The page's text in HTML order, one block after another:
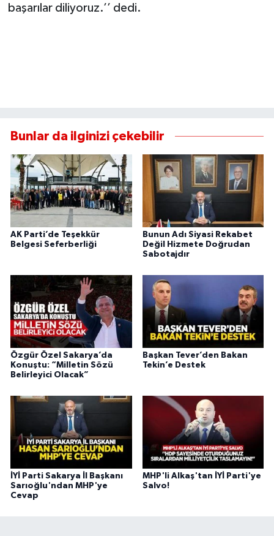
başarılar diliyoruz.’’ dedi.
Bunlar da ilginizi çekebilir
AK Parti’de Teşekkür
Belgesi Seferberliği
Bunun Adı Siyasi Rekabet
Değil Hizmete Doğrudan
Sabotajdır
Özgür Özel Sakarya’da
Konuştu: “Milletin Sözü
Belirleyici Olacak”
Başkan Tever’den Bakan
Tekin’e Destek
İYİ Parti Sakarya İl Başkanı
Sarıoğlu'ndan MHP'ye
Cevap
MHP'li Alkaş'tan İYİ Parti'ye
Salvo!